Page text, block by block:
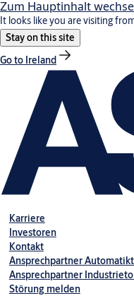
Zum Hauptinhalt
It looks like you are visiting
Stay on this site
Go to Ireland
Karriere
Investoren
Kontakt
Ansprechpartner
Ansprechpartner
Störung melden